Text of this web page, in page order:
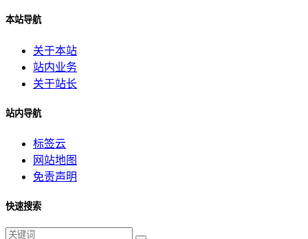
本站导航
关于本站
站内业务
关于站长
站内导航
标签云
网站地图
免责声明
快速搜索